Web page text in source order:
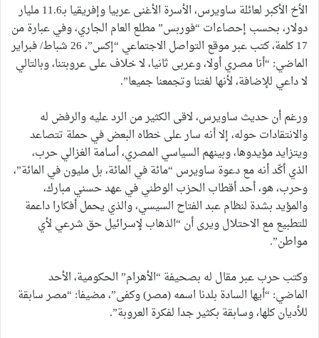
الأخ الأكبر لعائلة ساويرس، الأسرة الأغنى عربيا وإفريقيا بـ11.6 مليار
دولار، بحسب إحصاءات “فوربس” مطلع العام الجاري، وفي عبارة من
17 كلمة، كتب عبر موقع التواصل الاجتماعي “إكس”، 26 شباط/ فبراير
الماضي: “أنا مصري أولا، وعربى ثانيا، لا خلاف على عروبتنا، وبالتالي
لا داعي للإضافة، لأنها لغتنا وتجمعنا جميعا”.
ورغم أن حديث ساويرس، لاقى الكثير من الرد عليه والرفض له
والانتقادات حوله، إلا أنه سار على خطاه البعض في حملة تتصاعد
ويتزايد مؤيدوها، وبينهم السياسي المصري، أسامة الغزالي حرب،
الذي أكّد أنه مع دعوة ساويرس “مائة في المائة، بل مليون في المائة”،
وحرب، هو، أحد أقطاب الحزب الوطني في عهد حسني مبارك،
والمؤيد بشدة لنظام عبد الفتاح السيسي، والذي يحمل أفكارا داعمة
للتطبيع مع الاحتلال ويرى أن “الذهاب لإسرائيل حق شرعي لأي
مواطن”.
وكتب حرب عبر مقال له بصحيفة “الأهرام” الحكومية، الأحد
الماضي: “أيها السادة بلدنا اسمه (مصر) وكفى”، مضيفا: “مصر سابقة
للأديان كلها، وسابقة بكثير جدا لفكرة العروبة”.